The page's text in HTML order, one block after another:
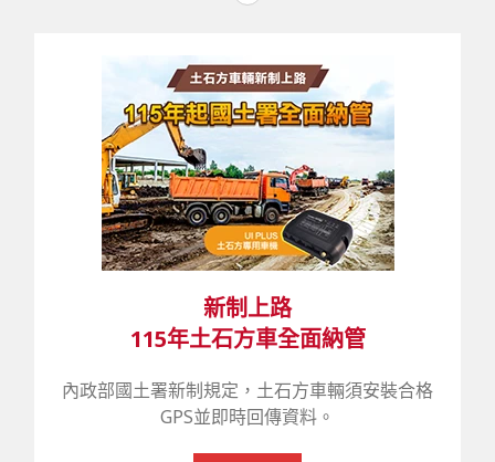
新制上路
115年土石方車全面納管
內政部國土署新制規定，土石方車輛須安裝合格
GPS並即時回傳資料。